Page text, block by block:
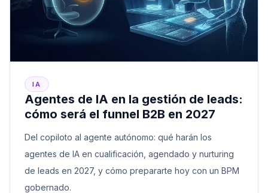
IA
Agentes de IA en la gestión de leads:
cómo será el funnel B2B en 2027
Del copiloto al agente autónomo: qué harán los
agentes de IA en cualificación, agendado y nurturing
de leads en 2027, y cómo prepararte hoy con un BPM
gobernado.